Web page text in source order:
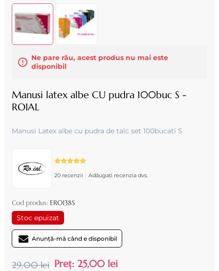
Ne pare rău, acest produs nu mai este
disponibil
Manusi latex albe CU pudra 100buc S -
ROIAL
Manusi Latex albe cu pudra de talc set 100bucati S
20 recenzii Adăugați recenzia dvs.
Cod produs: ERO138S
Stoc epuizat
Anunță-mă când e disponibil
29,00 lei Preț: 25,00 lei